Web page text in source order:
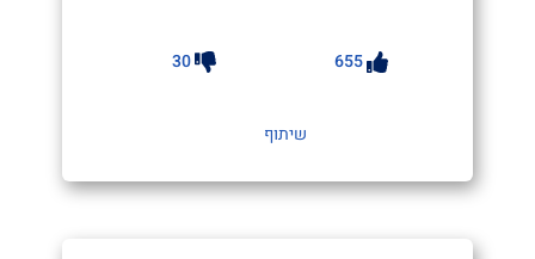
655
30
שיתוף